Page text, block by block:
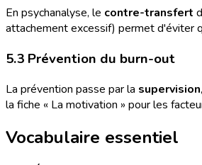
En psychanalyse, le contre-transfert
attachement excessif) permet d'éviter
5.3 Prévention du burn-out
La prévention passe par la supervision
la fiche « La motivation » pour les
Vocabulaire essentiel